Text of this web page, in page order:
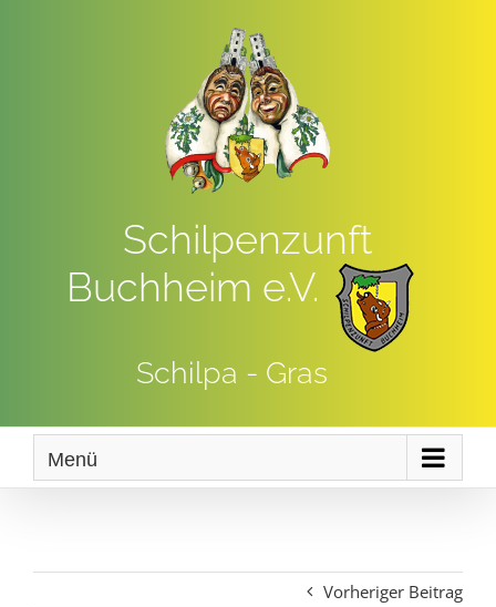
Schilpenzunft
Buchheim e.V.
Schilpa - Gras
Menü
Vorheriger Beitrag